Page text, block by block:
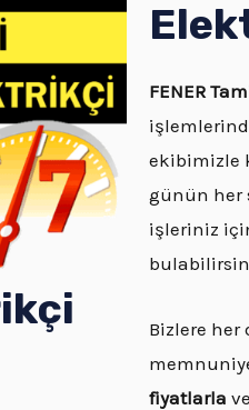
FENER
ekibimizle
günün her
işleriniz
Bizlere
fiyatlarla ve